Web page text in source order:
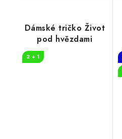
Dámské tričko Život
pod hvězdami
2 + 1